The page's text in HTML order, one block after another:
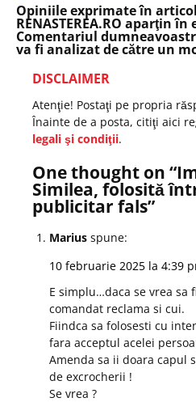
Opiniile exprimate în
RENASTEREA.RO aparţin
Comentariul
va fi analizat de către un
DISCLAIMER
Atenţie! Postaţi pe propria
Înainte de a posta, citiţi aici
legali şi condiţii.
One thought on “
Similea, folosită
publicitar fals”
Marius spune:
10 februarie 2025 la 4:39
E simplu…daca se vrea
comandat reclama si cui.
Fiindca sa folosesti cu
fara acceptul acelei
Amenda sa ii doara capul
de excrocherii !
Se vrea ?